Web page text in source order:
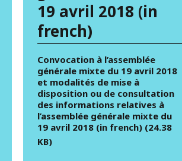
19 avril 2018 (in
french)
Convocation à l’assemblée
générale mixte du 19 avril 2018
et modalités de mise à
disposition ou de consultation
des informations relatives à
l’assemblée générale mixte du
19 avril 2018 (in french) (24.38
KB)